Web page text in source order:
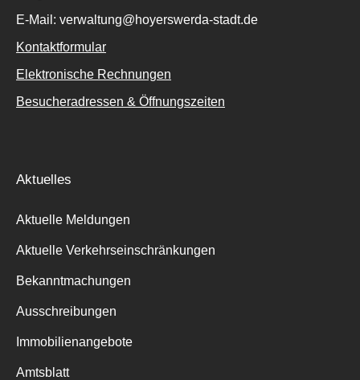
E-Mail: verwaltung@hoyerswerda-stadt.de
Kontaktformular
Elektronische Rechnungen
Besucheradressen & Öffnungszeiten
Aktuelles
Aktuelle Meldungen
Aktuelle Verkehrseinschränkungen
Bekanntmachungen
Ausschreibungen
Immobilienangebote
Amtsblatt